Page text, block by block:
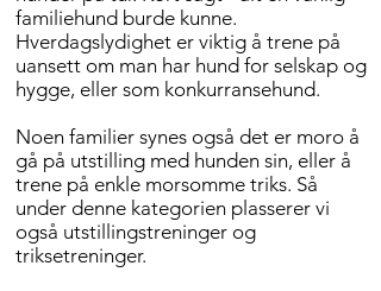
familiehund burde kunne.
Hverdagslydighet er viktig å trene på
uansett om man har hund for selskap og
hygge, eller som konkurransehund.
Noen familier synes også det er moro å
gå på utstilling med hunden sin, eller å
trene på enkle morsomme triks. Så
under denne kategorien plasserer vi
også utstillingstreninger og
triksetreninger.